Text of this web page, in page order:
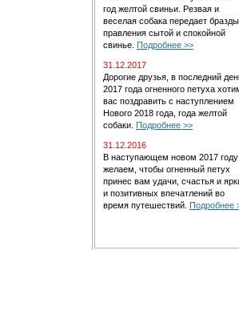
год желтой свиньи. Резвая и
веселая собака передает бразды
правления сытой и спокойной
свинье. Подробнее >>
31.12.2017
Дорогие друзья, в последний
2017 года огненного петуха
вас поздравить с наступлением
Нового 2018 года, года желтой
собаки. Подробнее >>
31.12.2016
В наступающем новом 2017 году
желаем, чтобы огненный петух
принес вам удачи, счастья и
и позитивных впечатлений во
время путешествий. Подробнее